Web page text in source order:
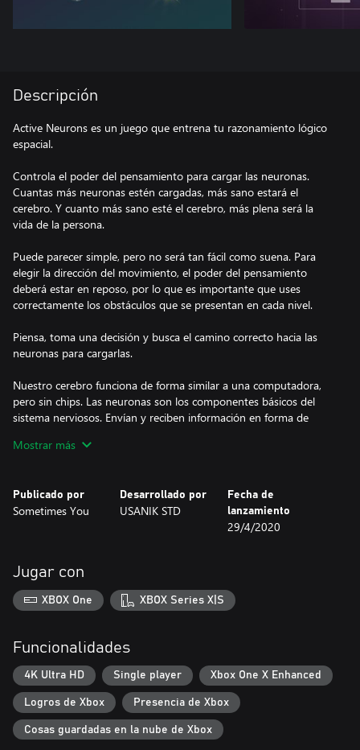
Descripción
Active Neurons es un juego que entrena tu razonamiento lógico
espacial.
Controla el poder del pensamiento para cargar las neuronas.
Cuantas más neuronas estén cargadas, más sano estará el
cerebro. Y cuanto más sano esté el cerebro, más plena será la
vida de la persona.
Puede parecer simple, pero no será tan fácil como suena. Para
elegir la dirección del movimiento, el poder del pensamiento
deberá estar en reposo, por lo que es importante que uses
correctamente los obstáculos que se presentan en cada nivel.
Piensa, toma una decisión y busca el camino correcto hacia las
neuronas para cargarlas.
Nuestro cerebro funciona de forma similar a una computadora,
pero sin chips. Las neuronas son los componentes básicos del
sistema nerviosos. Envían y reciben información en forma de
comunicación con el cerebro.
deberás hacer en el juego, mientras simultáneamente cargas tus
neuronas en la vida real!
- 120 tareas lógicas
- Más de 15 tipos de mecánicas distintas
- Música para meditación, que crea una atmósfera ideal para el
juego
Mostrar más
Publicado por
Sometimes You
Desarrollado por
USANIK STD
Fecha de
lanzamiento
29/4/2020
Jugar con
XBOX One XBOX Series X|S
Funcionalidades
4K Ultra HD Single player Xbox One X Enhanced
Logros de Xbox Presencia de Xbox
Cosas guardadas en la nube de Xbox